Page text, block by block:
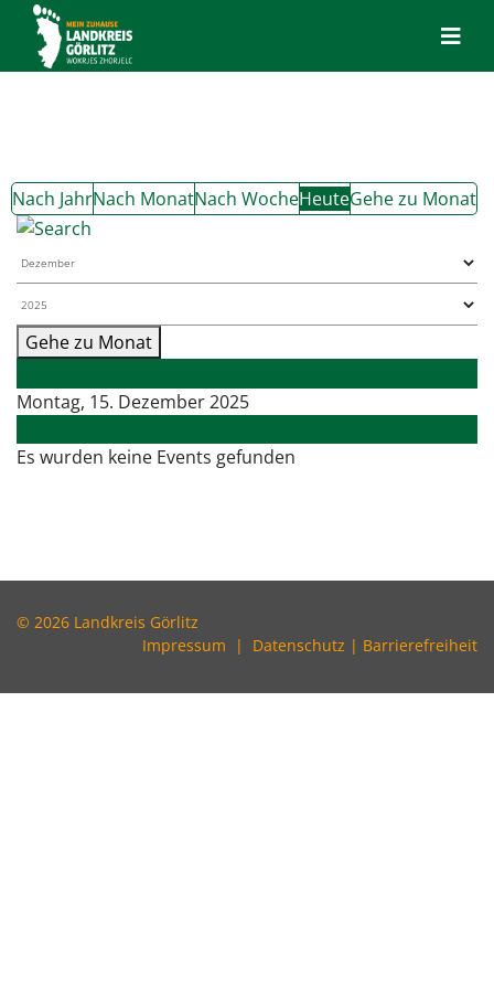
Nach JahrNach MonatNach WocheHeuteGehe zu Monat
Gehe zu Monat
Montag, 15. Dezember 2025
Es wurden keine Events gefunden
© 2026 Landkreis Görlitz
Impressum | Datenschutz | Barrierefreiheit